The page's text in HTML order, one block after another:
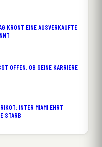
KRÖNT EINE AUSVERKAUFTE
OFFEN, OB SEINE KARRIERE
INTER MIAMI EHRT
STARB